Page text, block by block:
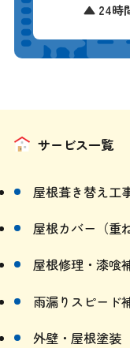
▲ 24時
サービス一覧
屋根葺き替え工
屋根カバー（重
屋根修理・漆喰
雨漏りスピード
外壁・屋根塗装